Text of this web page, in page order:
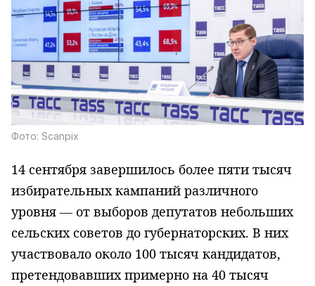
Фото: Scanpix
14 сентября завершилось более пяти тысяч
избирательных кампаний различного
уровня — от выборов депутатов небольших
сельских советов до губернаторских. В них
участвовало около 100 тысяч кандидатов,
претендовавших примерно на 40 тысяч